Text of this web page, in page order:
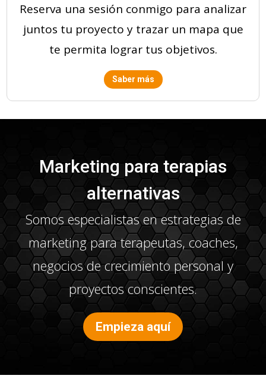
Reserva una sesión conmigo para analizar
juntos tu proyecto y trazar un mapa que
te permita lograr tus objetivos.
Saber más
Marketing para terapias
alternativas
Somos especialistas en estrategias de
marketing para terapeutas, coaches,
negocios de crecimiento personal y
proyectos conscientes.
Empieza aquí